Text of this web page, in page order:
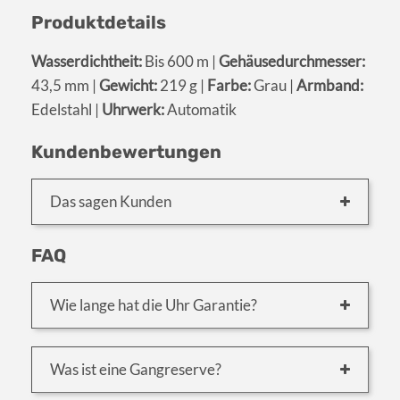
Produktdetails
Wasserdichtheit:Bis 600 m | Gehäusedurchmesser:
43,5 mm | Gewicht:219 g | Farbe:Grau | Armband:
Edelstahl | Uhrwerk:Automatik
Kundenbewertungen
Das sagen Kunden
FAQ
Wie lange hat die Uhr Garantie?
Was ist eine Gangreserve?